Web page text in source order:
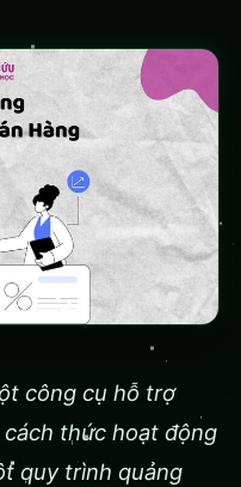
công cụ hỗ trợ
thức hoạt động
quy trình quảng